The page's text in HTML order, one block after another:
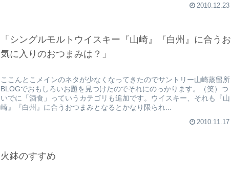
2010.12.23
「シングルモルトウイスキー『山崎』『白州』に合うお
気に入りのおつまみは？」
ここんとこメインのネタが少なくなってきたのでサントリー山崎蒸留所
BLOGでおもしろいお題を見つけたのでそれにのっかります。（笑）つ
いでに「酒食」っていうカテゴリも追加です。ウイスキー、それも『山
崎』『白州』に合うおつまみとなるとかなり限られ...
2010.11.17
火鉢のすすめ